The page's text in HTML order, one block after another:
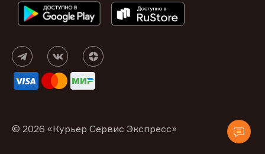
© 2026 «Курьер Сервис Экспресс»